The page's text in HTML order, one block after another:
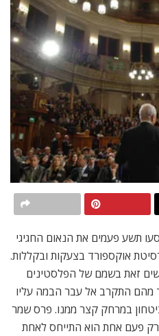
תשע פעמים את הנאום החגיגי
אוקספורד בצעקות ובקללות.
זאת בשמם של הפלסטינים
התקרב אל עבר הבמה עליו
במרחק קצר ממנו. פרס שמר
רק פעם אחת הוא התייחס לאחת